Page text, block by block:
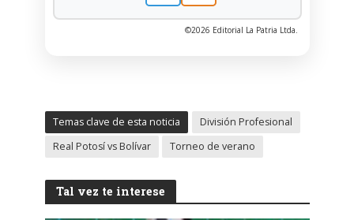
©2026 Editorial La Patria Ltda.
Temas clave de esta noticia
División Profesional
Real Potosí vs Bolívar
Torneo de verano
Tal vez te interese